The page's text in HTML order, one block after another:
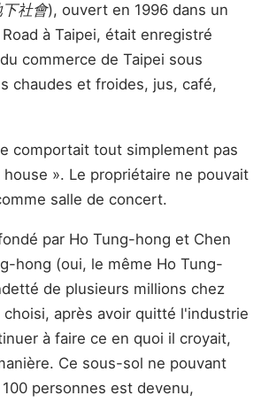
社會), ouvert en 1996 dans un
à Taipei, était enregistré
commerce de Taipei sous
chaudes et froides, jus, café,
comportait tout simplement pas
». Le propriétaire ne pouvait
salle de concert.
par Ho Tung-hong et Chen
hong (oui, le même Ho Tung-
de plusieurs millions chez
choisi, après avoir quitté l'industrie
à faire ce en quoi il croyait,
Ce sous-sol ne pouvant
personnes est devenu,